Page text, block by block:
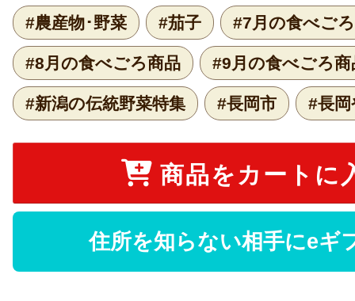
#農産物･野菜 #茄子 #7月の食べご
#8月の食べごろ商品 #9月の食べごろ商
#新潟の伝統野菜特集 #長岡市 #長
商品をカートに
住所を知らない相手にeギ